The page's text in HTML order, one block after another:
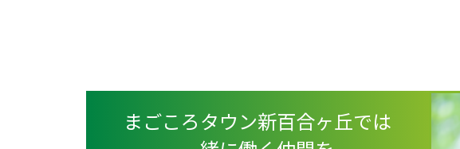
まごころタウン新百合ヶ丘では